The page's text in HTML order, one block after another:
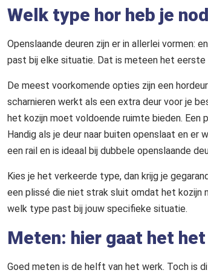
Welk type hor heb je
Openslaande deuren zijn er in allerlei vormen:
past bij elke situatie. Dat is meteen het
De meest voorkomende opties zijn een
scharnieren werkt als een extra deur voor je
het kozijn moet voldoende ruimte bieden. Een
Handig als je deur naar buiten openslaat en
een rail en is ideaal bij dubbele openslaande
Kies je het verkeerde type, dan krijg je
een plissé die niet strak sluit omdat het
welk type past bij jouw specifieke situatie.
Meten: hier gaat het
Goed meten is de helft van het werk. Toch is